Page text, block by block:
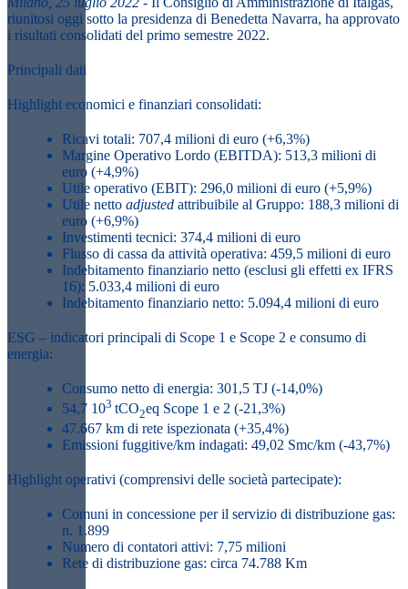
riunitosi oggi sotto la presidenza di Benedetta Navarra, ha approvato
i risultati consolidati del primo semestre 2022.
Principali dati
Highlight economici e finanziari consolidati:
Ricavi totali: 707,4 milioni di euro (+6,3%)
Margine Operativo Lordo (EBITDA): 513,3 milioni di
euro (+4,9%)
Utile operativo (EBIT): 296,0 milioni di euro (+5,9%)
Utile netto adjusted attribuibile al Gruppo: 188,3 milioni di
euro (+6,9%)
Investimenti tecnici: 374,4 milioni di euro
Flusso di cassa da attività operativa: 459,5 milioni di euro
Indebitamento finanziario netto (esclusi gli effetti ex IFRS
16): 5.033,4 milioni di euro
Indebitamento finanziario netto: 5.094,4 milioni di euro
ESG – indicatori principali di Scope 1 e Scope 2 e consumo di
energia:
Consumo netto di energia: 301,5 TJ (-14,0%)
54,7 103 tCO2eq Scope 1 e 2 (-21,3%)
47.667 km di rete ispezionata (+35,4%)
Emissioni fuggitive/km indagati: 49,02 Smc/km (-43,7%)
Highlight operativi (comprensivi delle società partecipate):
Comuni in concessione per il servizio di distribuzione gas:
n. 1.899
Numero di contatori attivi: 7,75 milioni
Rete di distribuzione gas: circa 74.788 Km